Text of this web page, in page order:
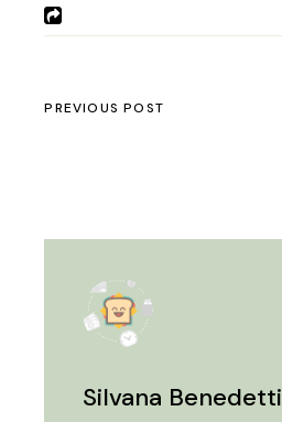
PREVIOUS POST
Silvana Benedetti